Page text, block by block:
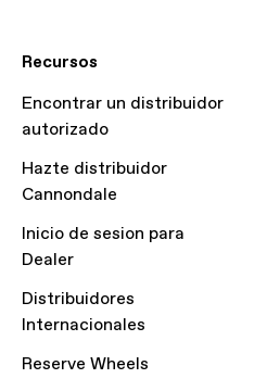
Recursos
Encontrar un distribuidor
autorizado
Hazte distribuidor
Cannondale
Inicio de sesion para
Dealer
Distribuidores
Internacionales
Reserve Wheels